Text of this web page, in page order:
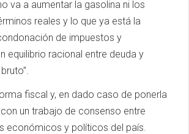
va a aumentar la gasolina ni los
reales y lo que ya está la
de impuestos y
equilibrio racional entre deuda y
fiscal y, en dado caso de ponerla
un trabajo de consenso entre
económicos y políticos del país.